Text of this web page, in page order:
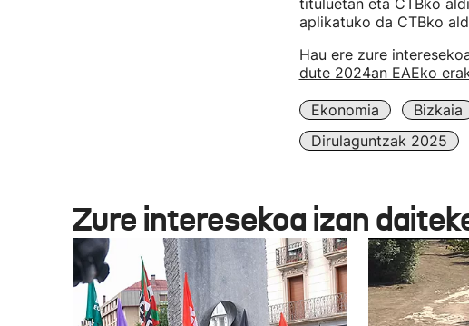
tituluetan eta CTBko
aplikatuko da CTBko
Hau ere zure
dute 2024an EAEko
Ekonomia Bizkaia
Dirulaguntzak 2025
Zure interesekoa izan